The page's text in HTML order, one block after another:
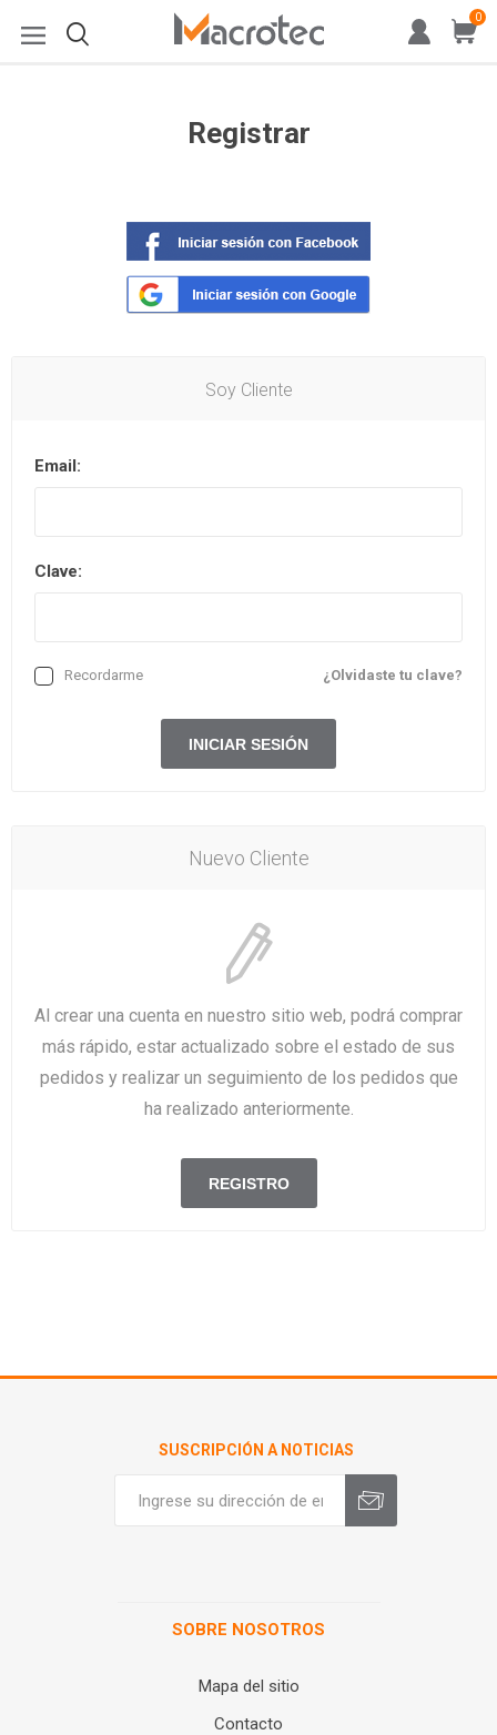
0
Registrar
Soy Cliente
Email:
Clave:
¿Olvidaste tu clave?
Recordarme
Nuevo Cliente
Al crear una cuenta en nuestro sitio web, podrá comprar
más rápido, estar actualizado sobre el estado de sus
pedidos y realizar un seguimiento de los pedidos que
ha realizado anteriormente.
SUSCRIPCIÓN A NOTICIAS
SOBRE NOSOTROS
Mapa del sitio
Contacto